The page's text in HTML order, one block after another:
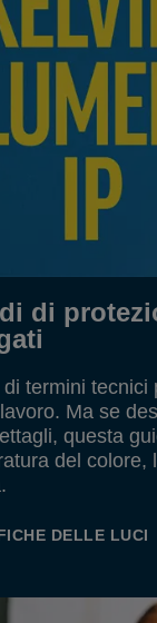
di
termini tecnici
Ma se
questa
del colore,
DELLE LUCI